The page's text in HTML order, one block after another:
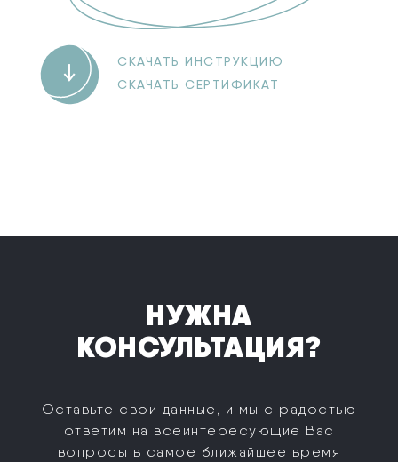
СКАЧАТЬ ИНСТРУКЦИЮ
СКАЧАТЬ СЕРТИФИКАТ
НУЖНА
КОНСУЛЬТАЦИЯ?
Оставьте свои данные, и мы с радостью
ответим на все интересующие Вас
вопросы в самое ближайшее время